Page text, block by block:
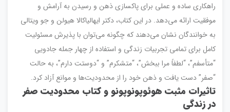
راهکاری ساده و عملی برای پاکسازی ذهن و رسیدن به آرامش و
موفقیت ارائه می‌دهد. در این کتاب، دکتر ایهالیاکالا هیولن و جو ویتالی
به خوانندگان نشان می‌دهند که چگونه می‌توان با پذیرش مسئولیت
کامل برای تمامی تجربیات زندگی و استفاده از چهار جمله جادویی
“متأسفم”، “لطفاً مرا ببخش”، “متشکرم” و “دوستت دارم”، به حالت
“صفر” دست یافت و ذهن خود را از محدودیت‌ها و موانع آزاد کرد.
تاثیرات مثبت هوئوپونوپونو و کتاب محدودیت صفر
در زندگی